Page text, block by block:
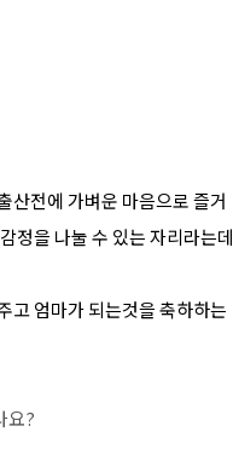
산전에 가벼운 마음으로 즐거
정을 나눌 수 있는 자리라는데
고 엄마가 되는것을 축하하는
요?